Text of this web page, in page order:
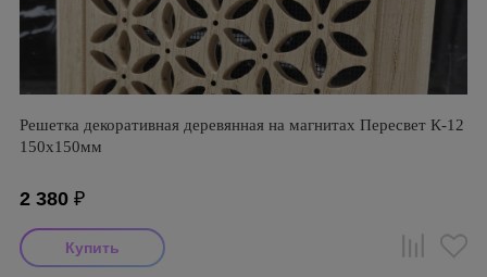
Решетка декоративная деревянная на магнитах Пересвет К-12
150х150мм
2 380 ₽